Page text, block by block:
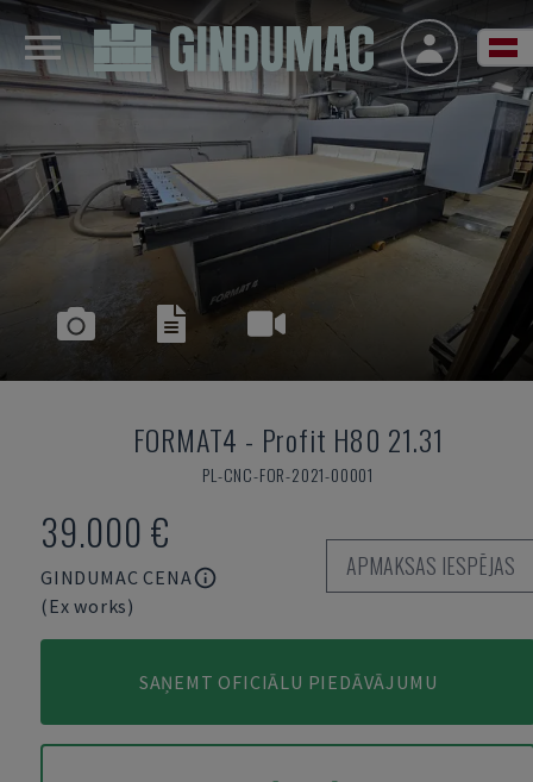
FORMAT4 - Profit H80 21.31
PL-CNC-FOR-2021-00001
39.000 €
GINDUMAC CENA
(Ex works)
APMAKSAS IESPĒJAS
SAŅEMT OFICIĀLU PIEDĀVĀJUMU